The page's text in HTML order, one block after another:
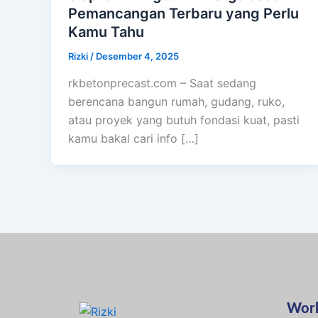
Pemancangan Terbaru yang Perlu
Kamu Tahu
Rizki/ Desember 4, 2025
rkbetonprecast.com – Saat sedang
berencana bangun rumah, gudang, ruko,
atau proyek yang butuh fondasi kuat, pasti
kamu bakal cari info […]